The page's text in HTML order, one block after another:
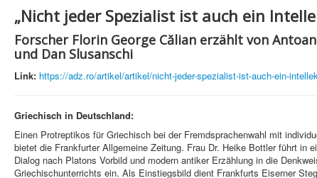
„Nicht jeder Spezialist ist auch ein
Forscher Florin George Călian erzählt von
und Dan Slusanschi
Link: https://adz.ro/artikel/artikel/nicht-jeder-spezialist-ist-auch-ein-
Griechisch in Deutschland:
Einen Protreptikos für Griechisch bei der Fremdsprachenwahl mit
bietet die Frankfurter Allgemeine Zeitung. Frau Dr. Heike Bottler führt in
Dialog nach Platons Vorbild und modern antiker Erzählung in die
Griechischunterrichts ein. Als Einstiegsbild dient Frankfurts Eiserner